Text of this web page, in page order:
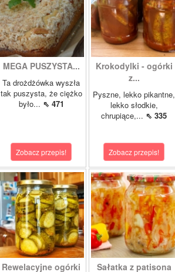
MEGA PUSZYSTA...
Ta drożdżówka wyszła
tak puszysta, że ciężko
było... ⇖ 471
Zobacz przepis!
Krokodylki - ogórki
z...
Pyszne, lekko pikantne,
lekko słodkie,
chrupiące,... ⇖ 335
Zobacz przepis!
Rewelacyjne ogórki Sałatka z patisona